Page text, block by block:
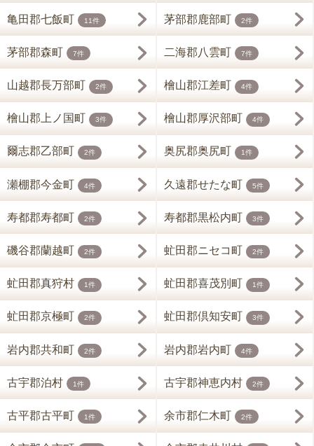
亀田郡七飯町 11件 茅部郡鹿部町 2件
茅部郡森町 7件 二海郡八雲町 7件
山越郡長万部町 2件 檜山郡江差町 4件
檜山郡上ノ国町 3件 檜山郡厚沢部町 4件
爾志郡乙部町 2件 奥尻郡奥尻町 1件
瀬棚郡今金町 4件 久遠郡せたな町 5件
寿都郡寿都町 2件 寿都郡黒松内町 3件
磯谷郡蘭越町 2件 虻田郡ニセコ町 2件
虻田郡真狩村 1件 虻田郡喜茂別町 1件
虻田郡京極町 2件 虻田郡倶知安町 3件
岩内郡共和町 2件 岩内郡岩内町 4件
古宇郡泊村 1件 古宇郡神恵内村 2件
古平郡古平町 1件 余市郡仁木町 2件